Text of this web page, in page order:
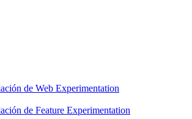
de Web Experimentation
de Feature Experimentation